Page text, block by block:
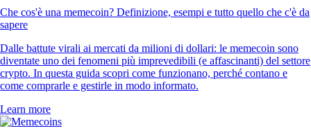
Che cos'è una memecoin? Definizione, esempi e tutto quello che c'è da
sapere
Dalle battute virali ai mercati da milioni di dollari: le memecoin sono
diventate uno dei fenomeni più imprevedibili (e affascinanti) del settore
crypto. In questa guida scopri come funzionano, perché contano e
come comprarle e gestirle in modo informato.
Learn more